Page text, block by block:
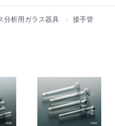
分析用ガラス器具 接手管